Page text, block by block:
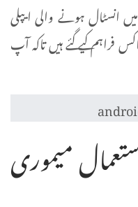
انسٹال ہونے والی ایپلی
کیے گئے ہیں تاکہ آپ
میموری